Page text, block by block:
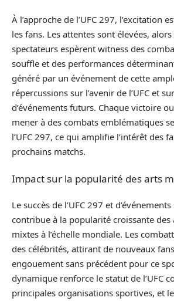
À l’approche de l’UFC 297, l’excitation
les fans. Les attentes sont élevées,
spectateurs espèrent witness des
souffle et des performances
généré par un événement de cette
répercussions sur l’avenir de l’UFC et
d’événements futurs. Chaque victoire
mener à des combats emblématiques
l’UFC 297, ce qui amplifie l’intérêt des
prochains matchs.
Impact sur la popularité des arts
Le succès de l’UFC 297 et
contribue à la popularité croissante
mixtes à l’échelle mondiale. Les
des célébrités, attirant de nouveaux
engouement sans précédent pour ce
dynamique renforce le statut de l’UFC
principales organisations sportives, et